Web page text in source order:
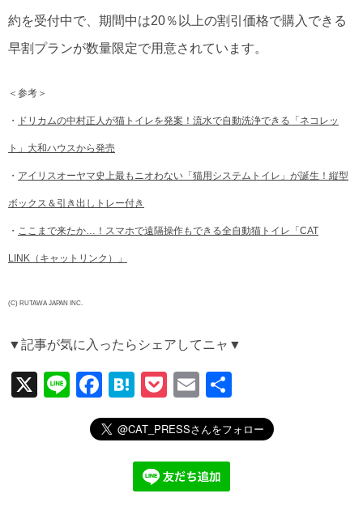
約を受付中で、期間中は20％以上の割引価格で購入できる
早割プランが数量限定で用意されています。
＜参考＞
・ ドリカムの中村正人が猫トイレを発案！流水で自動洗浄できる「ネコレッ
ト」大和ハウスから発売
・ アイリスオーヤマ史上最もニオわない「猫用システムトイレ」が誕生！縦型
ボックス＆引き出しトレー付き
・ ここまで来たか…！スマホで遠隔操作もできる全自動猫トイレ「CAT
LINK（キャットリンク）」
(C) RUTAWA JAPAN INC.
▼記事が気に入ったらシェアしてニャ▼
X
Li
F
a
c
H
at
e
n
a
P
o
ck
et
E
m
ail
有